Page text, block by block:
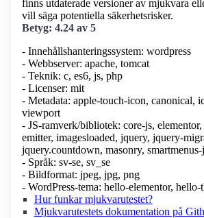
finns utdaterade versioner av mjukvara
vill säga potentiella säkerhetsrisker.
Betyg: 4.24 av 5
- Innehållshanteringssystem: wordpress
- Webbserver: apache, tomcat
- Teknik: c, es6, js, php
- Licenser: mit
- Metadata: apple-touch-icon, canonical,
viewport
- JS-ramverk/bibliotek: core-js,
emitter, imagesloaded, jquery, jquery-
jquery.countdown, masonry,
- Språk: sv-se, sv_se
- Bildformat: jpeg, jpg, png
- WordPress-tema: hello-elementor,
Hur funkar mjukvarutestet?
Mjukvarutestets dokumentation på